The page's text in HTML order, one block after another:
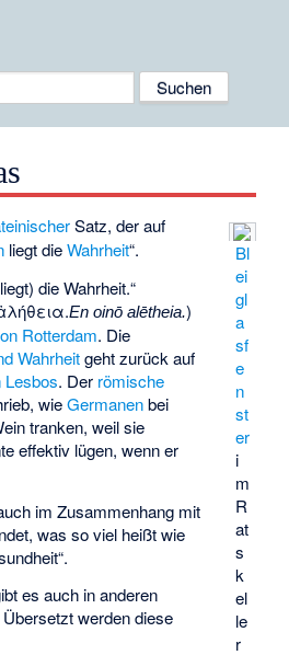
Bl
ei
gl
a
sf
e
n
st
er
i
m
R
at
s
k
el
le
r
Satz, der auf
liegt dieWahrheit“.
die Wahrheit.“
En oinō alētheia.)
Rotterdam. Die
Wahrheitgeht zurück auf
Lesbos. Der römische
wieGermanenbei
tranken, weil sie
effektiv lügen, wenn er
im Zusammenhang mit
was so viel heißt wie
es auch in anderen
werden diese